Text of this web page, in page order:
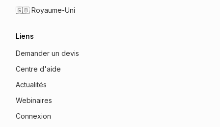
🇬🇧 Royaume-Uni
Liens
Demander un devis
Centre d'aide
Actualités
Webinaires
Connexion